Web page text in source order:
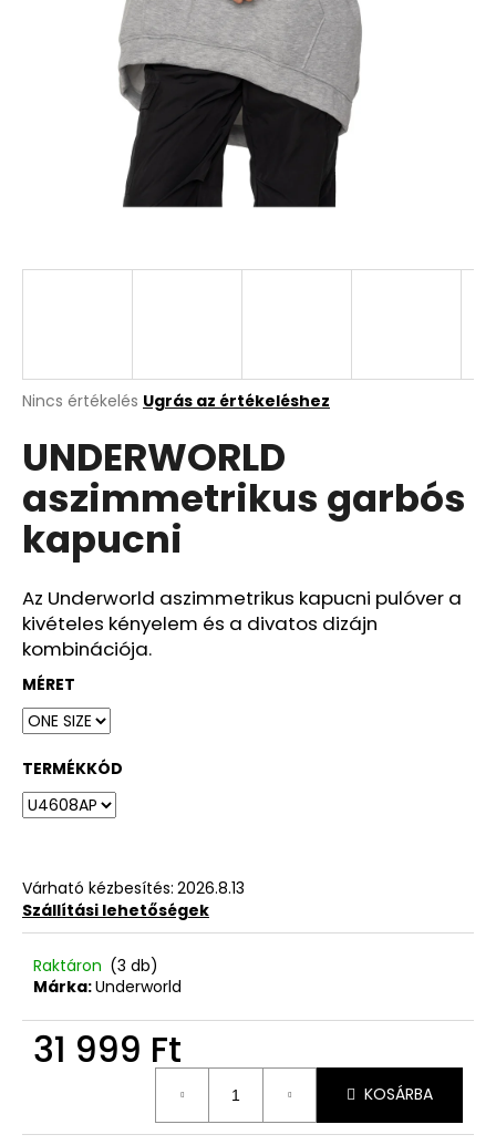
A
átlagos
értékelése
ből
0,0
csillag.
Nincs értékelés Ugrás az értékeléshez
UNDERWORLD
aszimmetrikus garbós
kapucni
Az Underworld aszimmetrikus kapucni pulóver a
kivételes kényelem és a divatos dizájn
kombinációja.
MÉRET
TERMÉKKÓD
Várható kézbesítés: 2026.8.13
Szállítási lehetőségek
Raktáron (3 db)
Márka:Underworld
31 999 Ft
KOSÁRBA